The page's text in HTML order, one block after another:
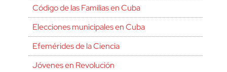
Código de las Familias en Cuba
Elecciones municipales en Cuba
Efemérides de la Ciencia
Jóvenes en Revolución